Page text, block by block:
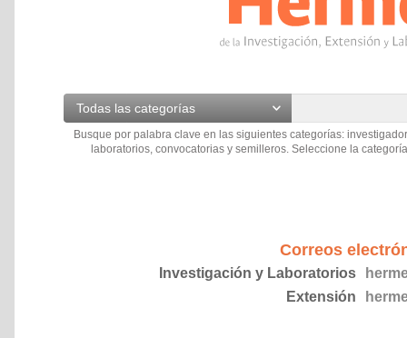
Todas las categorías
Busque por palabra clave en las siguientes categorías:
laboratorios, convocatorias y semilleros. Seleccione la
Correos
Investigación y Laboratorios
Extensión